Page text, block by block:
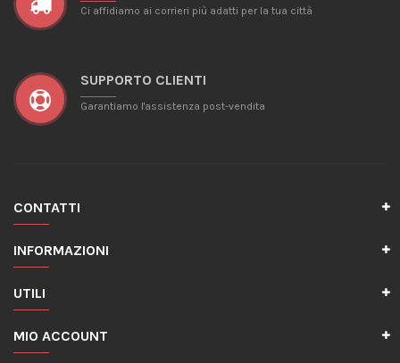
Ci affidiamo ai corrieri più adatti per la tua città
SUPPORTO CLIENTI
Garantiamo l'assistenza post-vendita
CONTATTI
INFORMAZIONI
UTILI
MIO ACCOUNT